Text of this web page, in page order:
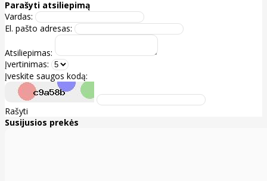
Parašyti atsiliepimą
Vardas:
El. pašto adresas:
Atsiliepimas:
Įvertinimas:
Įveskite saugos kodą:
Rašyti
Susijusios prekės